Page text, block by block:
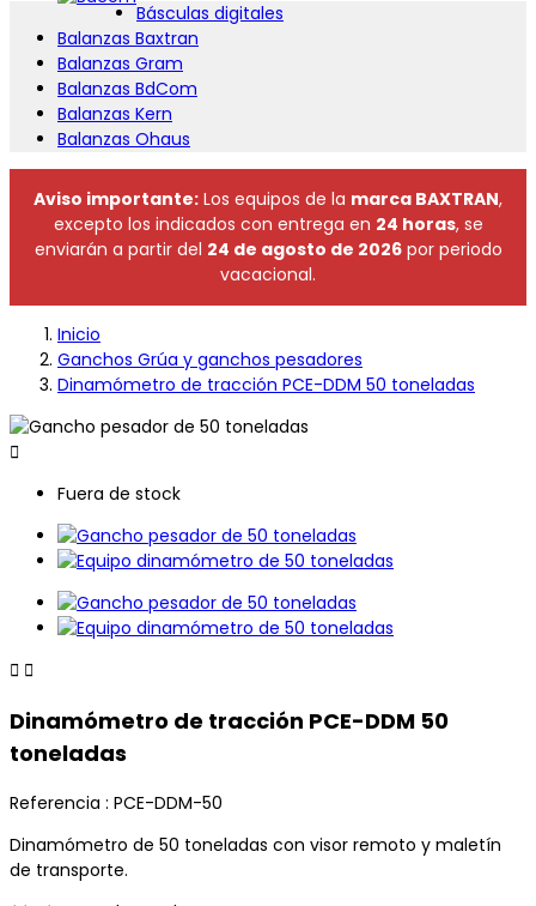
Básculas digitales
Balanzas Baxtran
Balanzas Gram
Balanzas BdCom
Balanzas Kern
Balanzas Ohaus
Aviso importante: Los equipos de la marca BAXTRAN,
excepto los indicados con entrega en 24 horas, se
enviarán a partir del 24 de agosto de 2026por periodo
vacacional.
Inicio
Ganchos Grúa y ganchos pesadores
Dinamómetro de tracción PCE-DDM 50 toneladas

Fuera de stock
 
Dinamómetro de tracción PCE-DDM 50
toneladas
Referencia : PCE-DDM-50
Dinamómetro de 50 toneladas con visor remoto y maletín
de transporte.